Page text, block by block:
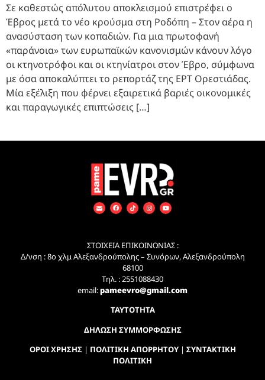
Σε καθεστώς απόλυτου αποκλεισμού επιστρέφει ο
Έβρος μετά το νέο κρούσμα στη Ροδόπη – Στον αέρα η
ανασύσταση των κοπαδιών. Για μια πρωτοφανή
«παράνοια» των ευρωπαϊκών κανονισμών κάνουν λόγο
οι κτηνοτρόφοι και οι κτηνίατροι στον Έβρο, σύμφωνα
με όσα αποκαλύπτει το ρεπορτάζ της ΕΡΤ Ορεστιάδας.
Μία εξέλιξη που φέρνει εξαιρετικά βαριές οικονομικές
και παραγωγικές επιπτώσεις […]
ΣΤΟΙΧΕΙΑ ΕΠΙΚΟΙΝΩΝΙΑΣ :
Δ/νση : 8ο χλμ Αλεξανδρούπολης – Συνόρων, Αλεξανδρούπολη
68100
Τηλ. : 2551088430
email:pameevro@gmail.com
ΤΑΥΤΟΤΗΤΑ
ΔΗΛΩΣΗ ΣΥΜΜΟΡΦΩΣΗΣ
ΟΡΟΙ ΧΡΗΣΗΣ| ΠΟΛΙΤΙΚΗ ΑΠΟΡΡΗΤΟΥ| ΣΥΝΤΑΚΤΙΚΗ
ΠΟΛΙΤΙΚΗ